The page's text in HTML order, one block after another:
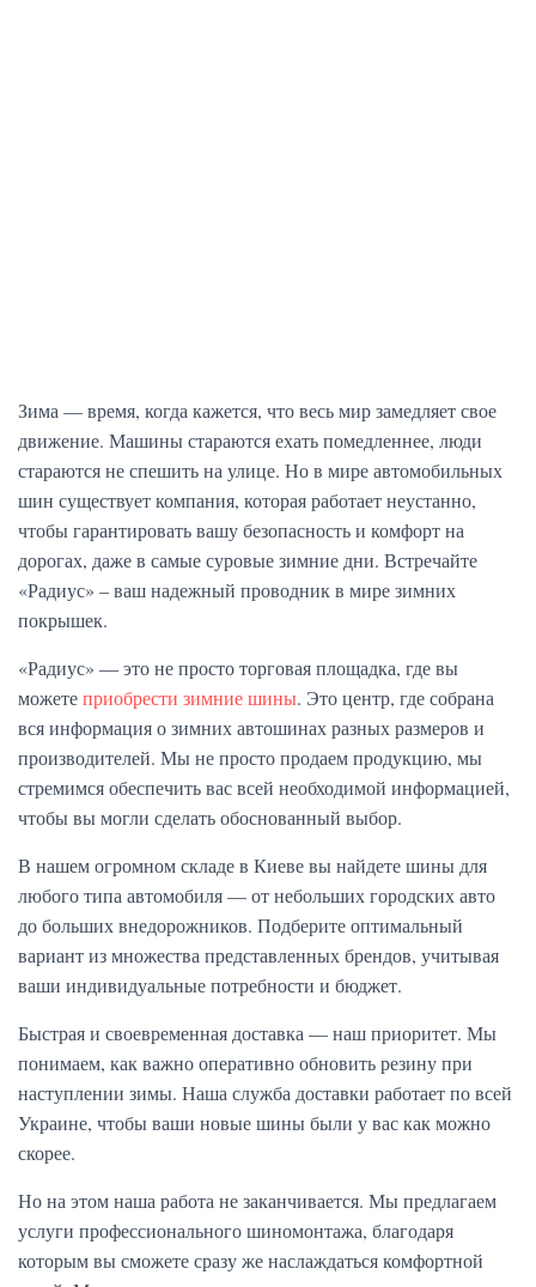
Зима — время, когда кажется, что весь мир замедляет свое
движение. Машины стараются ехать помедленнее, люди
стараются не спешить на улице. Но в мире автомобильных
шин существует компания, которая работает неустанно,
чтобы гарантировать вашу безопасность и комфорт на
дорогах, даже в самые суровые зимние дни. Встречайте
«Радиус» – ваш надежный проводник в мире зимних
покрышек.
«Радиус» — это не просто торговая площадка, где вы
можетеприобрести зимние шины. Это центр, где собрана
вся информация о зимних автошинах разных размеров и
производителей. Мы не просто продаем продукцию, мы
стремимся обеспечить вас всей необходимой информацией,
чтобы вы могли сделать обоснованный выбор.
В нашем огромном складе в Киеве вы найдете шины для
любого типа автомобиля — от небольших городских авто
до больших внедорожников. Подберите оптимальный
вариант из множества представленных брендов, учитывая
ваши индивидуальные потребности и бюджет.
Быстрая и своевременная доставка — наш приоритет. Мы
понимаем, как важно оперативно обновить резину при
наступлении зимы. Наша служба доставки работает по всей
Украине, чтобы ваши новые шины были у вас как можно
скорее.
Но на этом наша работа не заканчивается. Мы предлагаем
услуги профессионального шиномонтажа, благодаря
которым вы сможете сразу же наслаждаться комфортной